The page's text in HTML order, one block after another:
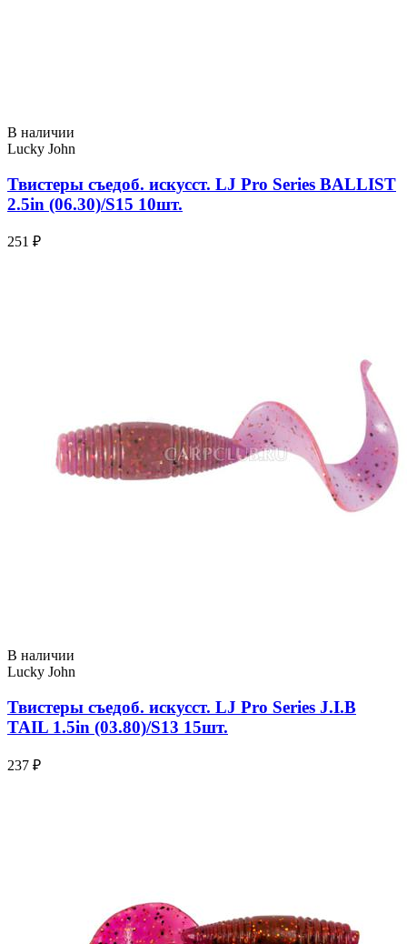
В наличии
Lucky John
Твистеры съедоб. искусст. LJ Pro Series BALLIST
2.5in (06.30)/S15 10шт.
251 ₽
В наличии
Lucky John
Твистеры съедоб. искусст. LJ Pro Series J.I.B
TAIL 1.5in (03.80)/S13 15шт.
237 ₽